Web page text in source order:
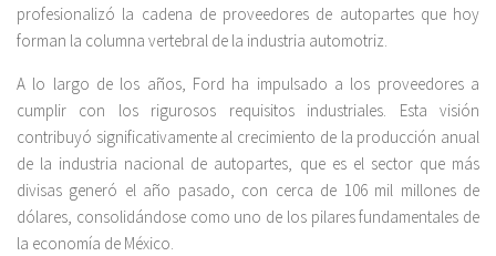
profesionalizó la cadena de proveedores de autopartes que hoy
forman la columna vertebral de la industria automotriz.
A lo largo de los años, Ford ha impulsado a los proveedores a
cumplir con los rigurosos requisitos industriales. Esta visión
contribuyó significativamente al crecimiento de la producción anual
de la industria nacional de autopartes, que es el sector que más
divisas generó el año pasado, con cerca de 106 mil millones de
dólares, consolidándose como uno de los pilares fundamentales de
la economía de México.